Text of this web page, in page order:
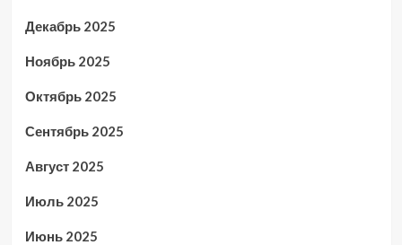
Декабрь 2025
Ноябрь 2025
Октябрь 2025
Сентябрь 2025
Август 2025
Июль 2025
Июнь 2025